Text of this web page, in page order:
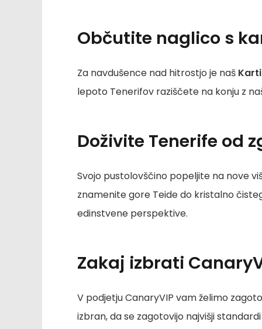
Občutite naglico s
Za navdušence nad hitrostjo je naš
lepoto Tenerifov raziščete na konju z
Doživite Tenerife od
Svojo pustolovščino popeljite na nove
znamenite gore Teide do kristalno
edinstvene perspektive.
Zakaj izbrati
V podjetju CanaryVIP vam želimo
izbran, da se zagotovijo najvišji